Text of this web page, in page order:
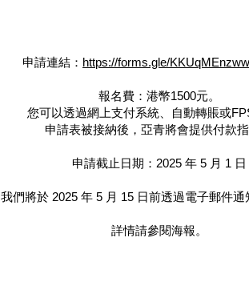
申請連結： https://forms.gle/
報名費：港幣1500元。
您可以透過網上支付系統、自動轉賬或
申請表被接納後，亞青將會提供付款指
申請截止日期：2025 年 5 月 1 日
我們將於 2025 年 5 月 15 日前透過電子郵件通
詳情請參閱海報。